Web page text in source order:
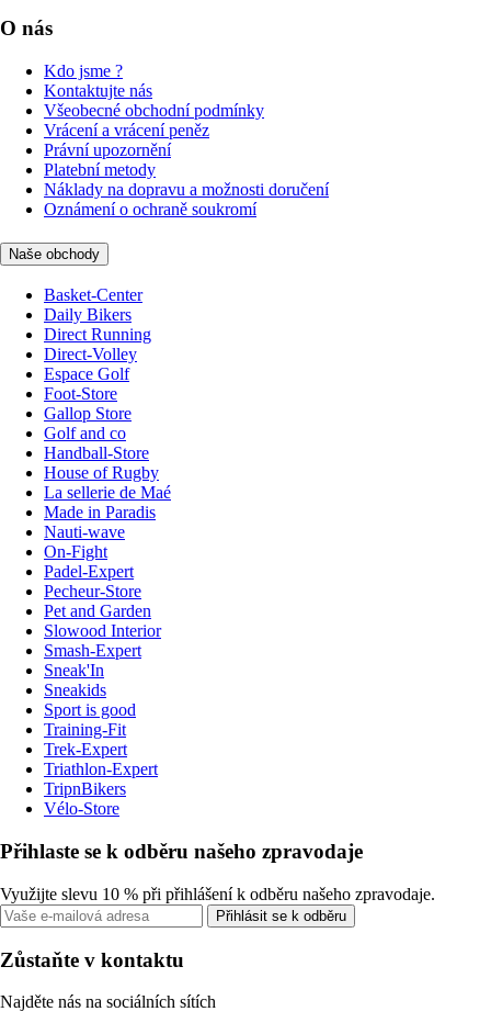
O nás
Kdo jsme ?
Kontaktujte nás
Všeobecné obchodní podmínky
Vrácení a vrácení peněz
Právní upozornění
Platební metody
Náklady na dopravu a možnosti doručení
Oznámení o ochraně soukromí
Naše obchody
Basket-Center
Daily Bikers
Direct Running
Direct-Volley
Espace Golf
Foot-Store
Gallop Store
Golf and co
Handball-Store
House of Rugby
La sellerie de Maé
Made in Paradis
Nauti-wave
On-Fight
Padel-Expert
Pecheur-Store
Pet and Garden
Slowood Interior
Smash-Expert
Sneak'In
Sneakids
Sport is good
Training-Fit
Trek-Expert
Triathlon-Expert
TripnBikers
Vélo-Store
Přihlaste se k odběru našeho zpravodaje
Využijte slevu 10 % při přihlášení k odběru našeho zpravodaje.
Přihlásit se k odběru
Zůstaňte v kontaktu
Najděte nás na sociálních sítích